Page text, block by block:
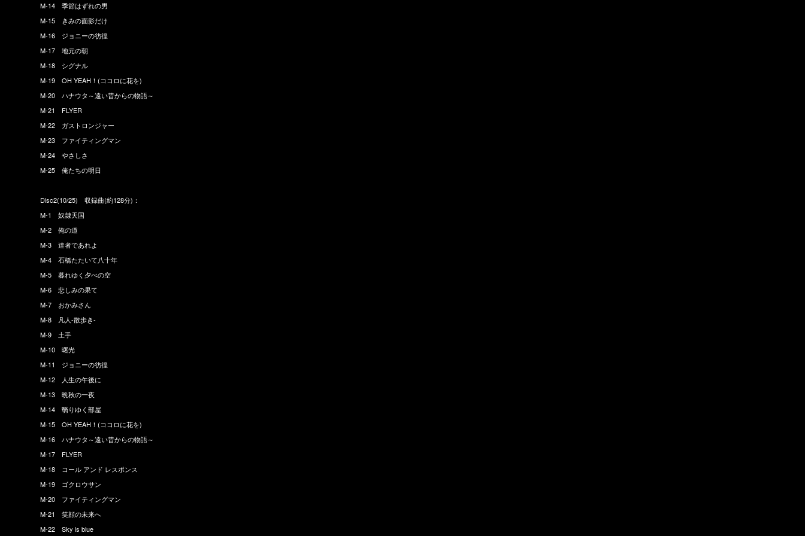
M-14 季節はずれの男
M-15 きみの面影だけ
M-16 ジョニーの彷徨
M-17 地元の朝
M-18 シグナル
M-19 OH YEAH！(ココロに花を)
M-20 ハナウタ～遠い昔からの物語～
M-21 FLYER
M-22 ガストロンジャー
M-23 ファイティングマン
M-24 やさしさ
M-25 俺たちの明日
Disc2(10/25) 収録曲(約128分)：
M-1 奴隷天国
M-2 俺の道
M-3 達者であれよ
M-4 石橋たたいて八十年
M-5 暮れゆく夕べの空
M-6 悲しみの果て
M-7 おかみさん
M-8 凡人-散歩き-
M-9 土手
M-10 曙光
M-11 ジョニーの彷徨
M-12 人生の午後に
M-13 晩秋の一夜
M-14 翳りゆく部屋
M-15 OH YEAH！(ココロに花を)
M-16 ハナウタ～遠い昔からの物語～
M-17 FLYER
M-18 コール アンド レスポンス
M-19 ゴクロウサン
M-20 ファイティングマン
M-21 笑顔の未来へ
M-22 Sky is blue